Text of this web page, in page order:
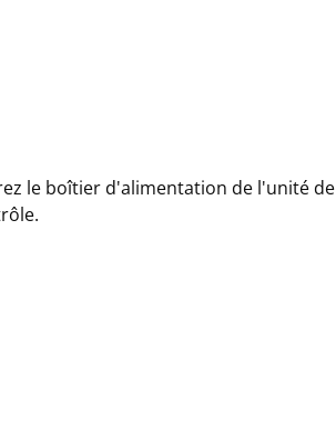
le boîtier d'alimentation de l'unité de